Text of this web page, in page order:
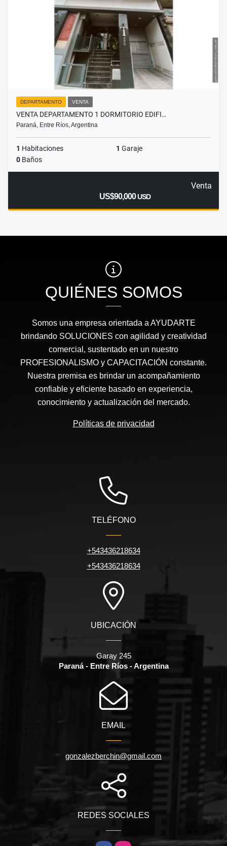
DEPARTAMENTO VENTA
VENTA DEPARTAMENTO 1 DORMITORIO EDIFI…
Paraná, Entre Ríos, Argentina
1 Habitaciones 1 Garaje
0 Baños
Venta
US$90,000USD
QUIÉNES SOMOS
Somos una empresa orientada a AYUDARTE
brindando SOLUCIONES con agilidad y creatividad
comercial, sustentado en un nuestro
PROFESIONALISMO y CAPACITACIÓN constante.
Nuestra premisa es brindar un acompañamiento
confiable y eficiente basado en experiencia,
conocimiento y actualización del mercado.
Políticas de privacidad
TELÉFONO
+543436218634
+543436218634
UBICACIÓN
Garay 245
Paraná - Entre Ríos - Argentina
EMAIL
gonzalezberchin@gmail.com
REDES SOCIALES